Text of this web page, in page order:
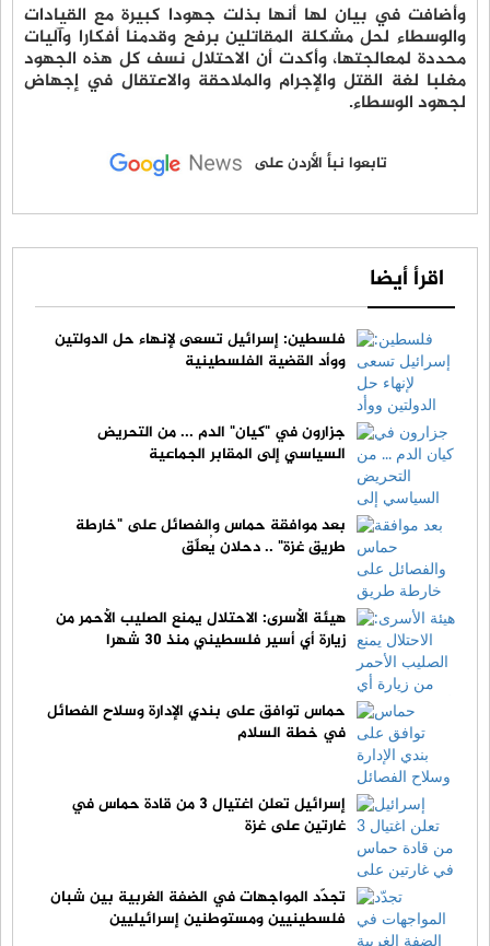
وأضافت في بيان لها أنها بذلت جهودا كبيرة مع القيادات
والوسطاء لحل مشكلة المقاتلين برفح وقدمنا أفكارا وآليات
محددة لمعالجتها، وأكدت أن الاحتلال نسف كل هذه الجهود
مغلبا لغة القتل والإجرام والملاحقة والاعتقال في إجهاض
لجهود الوسطاء.
تابعوا نبأ الأردن على
اقرأ أيضا
فلسطين: إسرائيل تسعى لإنهاء حل الدولتين
ووأد القضية الفلسطينية
جزارون في "كيان" الدم ... من التحريض
السياسي إلى المقابر الجماعية
بعد موافقة حماس والفصائل على "خارطة
طريق غزة" .. دحلان يُعلّق
هيئة الأسرى: الاحتلال يمنع الصليب الأحمر من
زيارة أي أسير فلسطيني منذ 30 شهرا
حماس توافق على بندي الإدارة وسلاح الفصائل
في خطة السلام
إسرائيل تعلن اغتيال 3 من قادة حماس في
غارتين على غزة
تجدّد المواجهات في الضفة الغربية بين شبان
فلسطينيين ومستوطنين إسرائيليين